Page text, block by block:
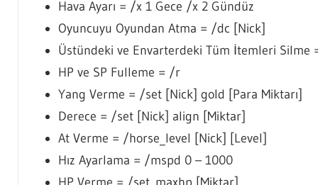
Hava Ayarı = /x 1 Gece /x 2 Gündüz
Oyuncuyu Oyundan Atma = /dc [Nick]
Üstündeki ve Envarterdeki Tüm İtemleri Silme
HP ve SP Fulleme = /r
Yang Verme = /set [Nick] gold [Para Miktarı]
Derece = /set [Nick] align [Miktar]
At Verme = /horse_level [Nick] [Level]
Hız Ayarlama = /mspd 0 – 1000